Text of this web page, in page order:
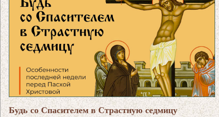
Будь со Спасителем в Страстную седмицу